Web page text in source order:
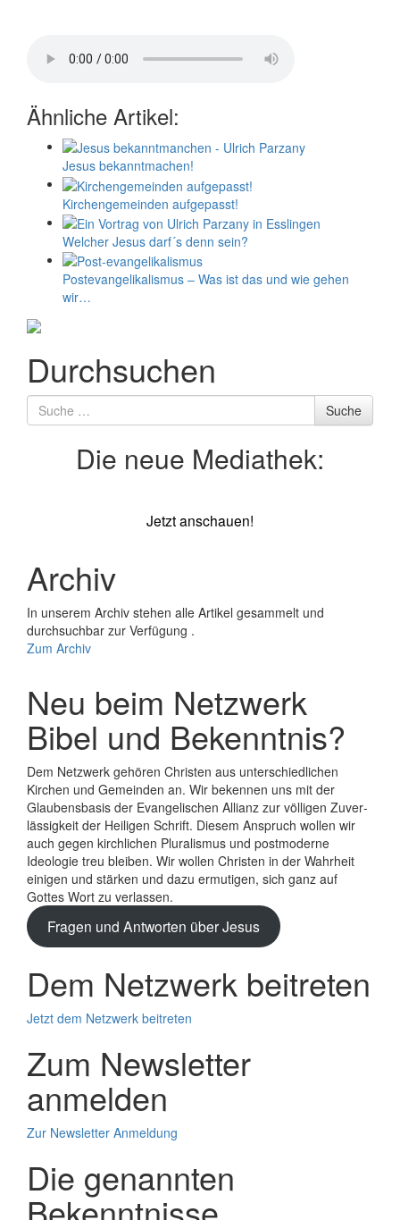
Ähnliche Artikel:
Jesus bekanntmachen!
Kirchengemeinden aufgepasst!
Welcher Jesus darf´s denn sein?
Postevangelikalismus – Was ist das und wie gehen
wir…
Durchsuchen
Suche
nach
Suche
Die neue Mediathek:
Jetzt anschauen!
Archiv
In unserem Archiv stehen alle Artikel gesammelt und
durchsuchbar zur Verfügung .
Zum Archiv
Neu beim Netzwerk
Bibel und Bekenntnis?
Dem Netzwerk gehören Christen aus unterschiedlichen
Kirchen und Gemeinden an. Wir bekennen uns mit der
Glaubens­basis der Evange­lischen Allianz zur völligen Zuver­
lässigkeit der Heiligen Schrift. Diesem Anspruch wollen wir
auch gegen kirchlichen Plura­lismus und post­moderne
Ideologie treu bleiben. Wir wollen Christen in der Wahrheit
einigen und stärken und dazu ermutigen, sich ganz auf
Gottes Wort zu verlassen.
Fragen und Antworten über Jesus
Dem Netzwerk beitreten
Jetzt dem Netzwerk beitreten
Zum Newsletter
anmelden
Zur Newsletter Anmeldung
Die genannten